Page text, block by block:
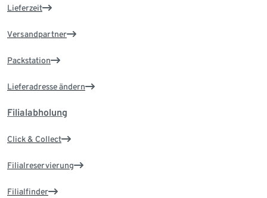
Lieferzeit
Versandpartner
Packstation
Lieferadresse ändern
Filialabholung
Click & Collect
Filialreservierung
Filialfinder